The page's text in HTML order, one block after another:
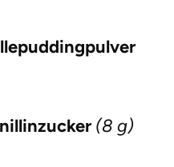
(8 g)